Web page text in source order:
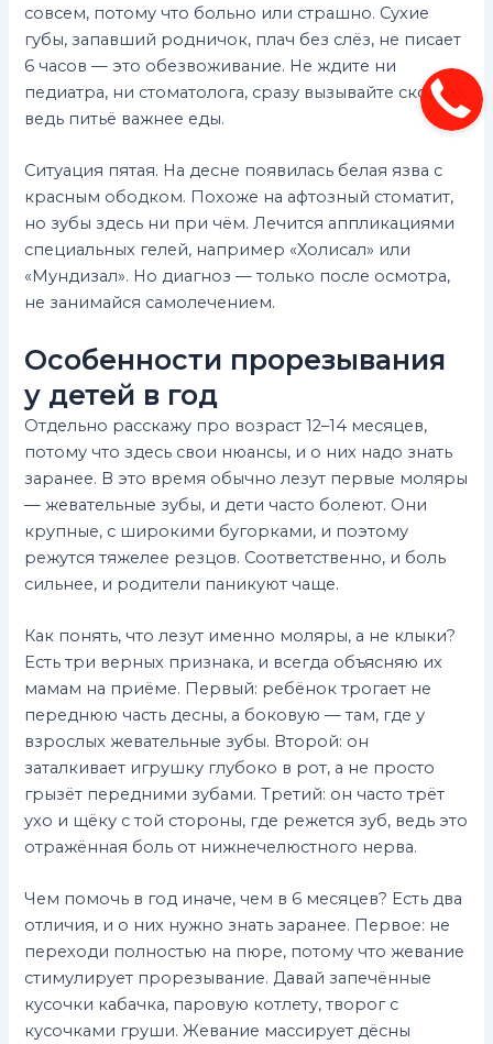
совсем, потому что больно или страшно. Сухие
губы, запавший родничок, плач без слёз, не писает
6 часов — это обезвоживание. Не ждите ни
педиатра, ни стоматолога, сразу вызывайте скорую,
ведь питьё важнее еды.
Ситуация пятая. На десне появилась белая язва с
красным ободком. Похоже на афтозный стоматит,
но зубы здесь ни при чём. Лечится аппликациями
специальных гелей, например «Холисал» или
«Мундизал». Но диагноз — только после осмотра,
не занимайся самолечением.
Особенности прорезывания
у детей в год
Отдельно расскажу про возраст 12–14 месяцев,
потому что здесь свои нюансы, и о них надо знать
заранее. В это время обычно лезут первые моляры
— жевательные зубы, и дети часто болеют. Они
крупные, с широкими бугорками, и поэтому
режутся тяжелее резцов. Соответственно, и боль
сильнее, и родители паникуют чаще.
Как понять, что лезут именно моляры, а не клыки?
Есть три верных признака, и всегда объясняю их
мамам на приёме. Первый: ребёнок трогает не
переднюю часть десны, а боковую — там, где у
взрослых жевательные зубы. Второй: он
заталкивает игрушку глубоко в рот, а не просто
грызёт передними зубами. Третий: он часто трёт
ухо и щёку с той стороны, где режется зуб, ведь это
отражённая боль от нижнечелюстного нерва.
Чем помочь в год иначе, чем в 6 месяцев? Есть два
отличия, и о них нужно знать заранее. Первое: не
переходи полностью на пюре, потому что жевание
стимулирует прорезывание. Давай запечённые
кусочки кабачка, паровую котлету, творог с
кусочками груши. Жевание массирует дёсны